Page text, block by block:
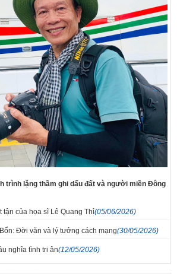
trình lặng thầm ghi dấu đất và người miền Đông
tận của họa sĩ Lê Quang Thỉ(05/06/2026)
Đời văn và lý tưởng cách mạng(30/05/2026)
nghĩa tình tri ân(12/05/2026)